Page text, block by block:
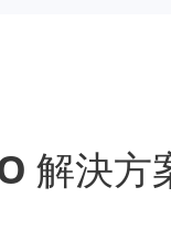
解決方